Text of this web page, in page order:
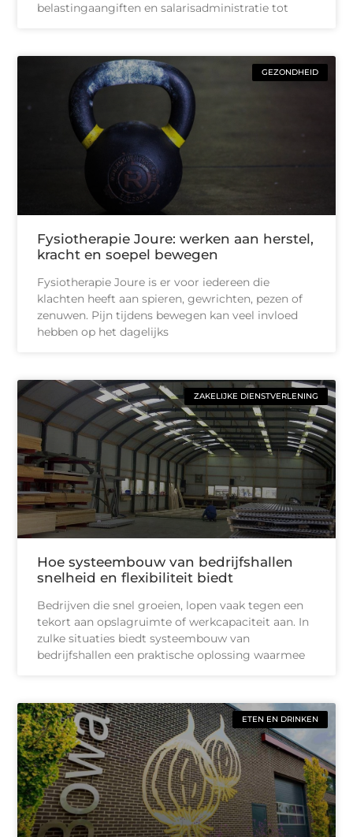
belastingaangiften en salarisadministratie tot
GEZONDHEID
Fysiotherapie Joure: werken aan herstel,
kracht en soepel bewegen
Fysiotherapie Joure is er voor iedereen die
klachten heeft aan spieren, gewrichten, pezen of
zenuwen. Pijn tijdens bewegen kan veel invloed
hebben op het dagelijks
ZAKELIJKE DIENSTVERLENING
Hoe systeembouw van bedrijfshallen
snelheid en flexibiliteit biedt
Bedrijven die snel groeien, lopen vaak tegen een
tekort aan opslagruimte of werkcapaciteit aan. In
zulke situaties biedt systeembouw van
bedrijfshallen een praktische oplossing waarmee
ETEN EN DRINKEN